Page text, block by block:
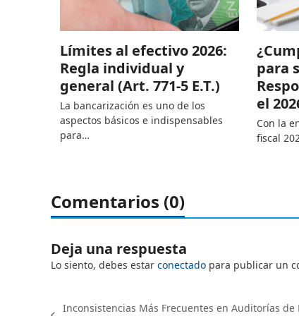
Límites al efectivo 2026:
Regla individual y
general (Art. 771-5 E.T.)
La bancarización es uno de los
aspectos básicos e indispensables
para…
para
el
Con la
fiscal
Comentarios (0)
Deja una respuesta
Lo siento, debes estar conectado para publicar un
Inconsistencias Más Frecuentes en Auditorías de